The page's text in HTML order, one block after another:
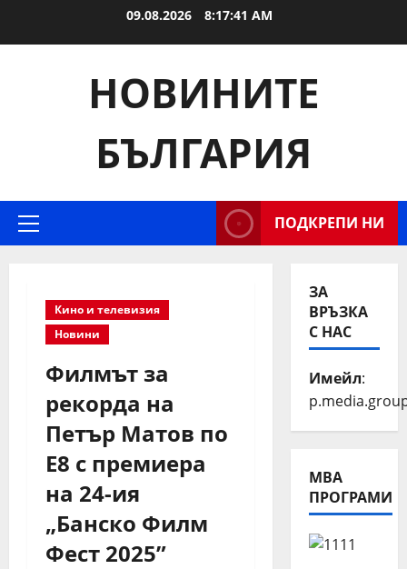
09.08.2026 8:17:41 AM
НОВИНИТЕ
БЪЛГАРИЯ
Primary
ПОДКРЕПИ НИ
Кино и телевизия
Новини
Филмът за
рекорда на
Петър Матов по
Е8 с премиера
на 24-ия
„Банско Филм
Фест 2025”
ЗА
ВРЪЗКА
С НАС
Имейл:
МВА
ПРОГРАМИ